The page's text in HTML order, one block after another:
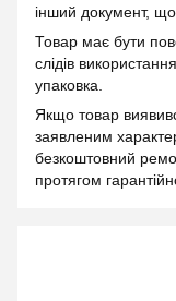
інший документ, що
Товар має бути
слідів
упаковка.
Якщо товар
заявленим
безкоштовний
протягом